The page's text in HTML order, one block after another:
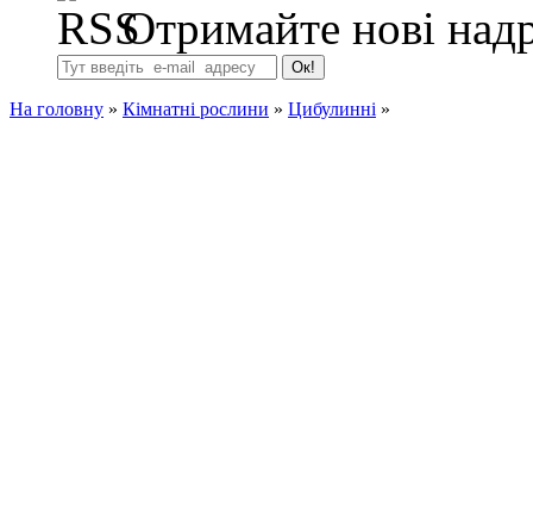
Отримайте нові
На головну » Кімнатні рослини » Цибулинні »